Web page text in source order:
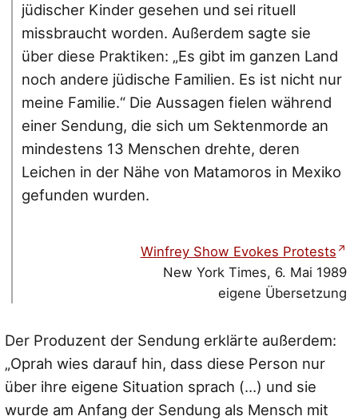
jüdischer Kinder gesehen und sei rituell
missbraucht worden. Außerdem sagte sie
über diese Praktiken: „Es gibt im ganzen Land
noch andere jüdische Familien. Es ist nicht nur
meine Familie.“ Die Aussagen fielen während
einer Sendung, die sich um Sektenmorde an
mindestens 13 Menschen drehte, deren
Leichen in der Nähe von Matamoros in Mexiko
gefunden wurden.
Winfrey Show Evokes Protests
New York Times, 6. Mai 1989
eigene Übersetzung
Der Produzent der Sendung erklärte außerdem:
„Oprah wies darauf hin, dass diese Person nur
über ihre eigene Situation sprach (…) und sie
wurde am Anfang der Sendung als Mensch mit